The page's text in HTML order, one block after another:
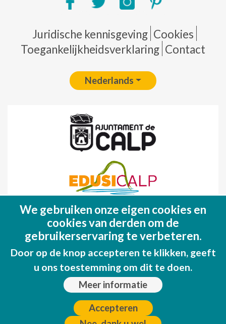
Pie de página
Juridische kennisgeving Cookies
Toegankelijkheidsverklaring Contact
Nederlands
Fondo Europeo de Desarrollo Regional
(FEDER)
Una manera de hacer EUROPA
We gebruiken onze eigen cookies en
cookies van derden om de
gebruikerservaring te verbeteren.
Door op de knop accepteren te klikken, geeft
u ons toestemming om dit te doen.
Meer informatie
Accepteren